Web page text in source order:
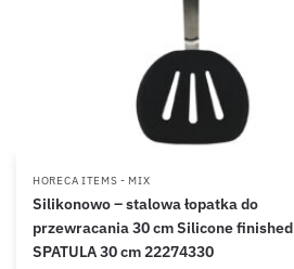
HORECA ITEMS - MIX
Silikonowo – stalowa łopatka do
przewracania 30 cm Silicone finished
SPATULA 30 cm 22274330